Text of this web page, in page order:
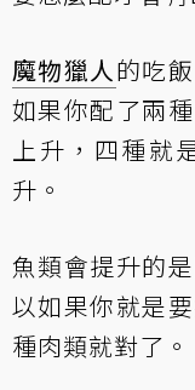
魔物獵人的吃
如果你配了兩
上升，四種就
升。
魚類會提升的
以如果你就是
種肉類就對了。